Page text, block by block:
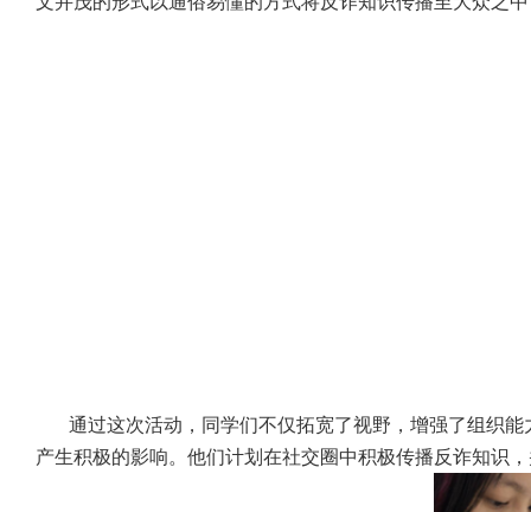
通过这次活动，同学们不仅拓宽了视野，增强了组织
产生积极的影响。他们计划在社交圈中积极传播反诈知识